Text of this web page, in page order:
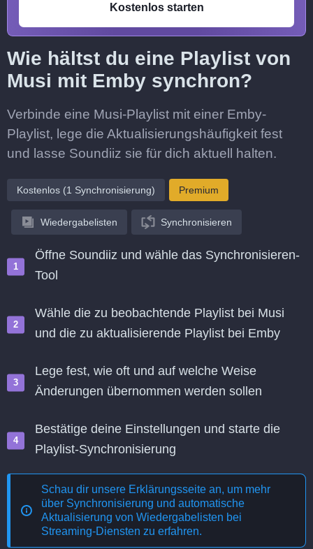
Kostenlos starten
Wie hältst du eine Playlist von
Musi mit Emby synchron?
Verbinde eine Musi-Playlist mit einer Emby-
Playlist, lege die Aktualisierungshäufigkeit fest
und lasse Soundiiz sie für dich aktuell halten.
Kostenlos (1 Synchronisierung) Premium
Wiedergabelisten Synchronisieren
Öffne Soundiiz und wähle das Synchronisieren-
Tool
Wähle die zu beobachtende Playlist bei Musi
und die zu aktualisierende Playlist bei Emby
Lege fest, wie oft und auf welche Weise
Änderungen übernommen werden sollen
Bestätige deine Einstellungen und starte die
Playlist-Synchronisierung
Schau dir unsere Erklärungsseite an, um mehr
über Synchronisierung und automatische
Aktualisierung von Wiedergabelisten bei
Streaming-Diensten zu erfahren.